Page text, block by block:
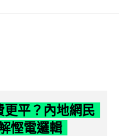
平？內地網民
慳電邏輯